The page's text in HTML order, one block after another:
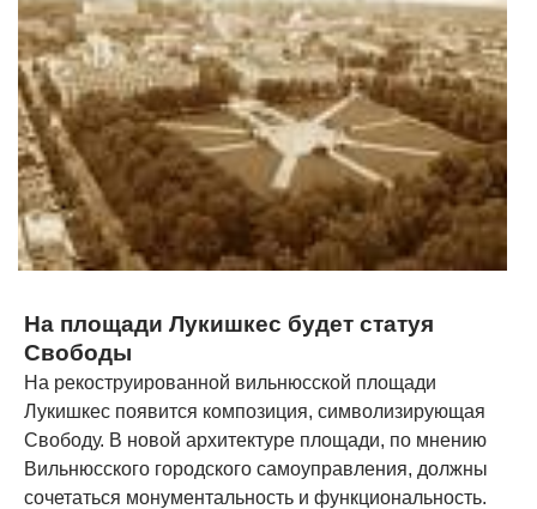
На площади Лукишкес будет статуя
Свободы
На рекоструированной вильнюсской площади
Лукишкес появится композиция, символизирующая
Свободу. В новой архитектуре площади, по мнению
Вильнюсского городского самоуправления, должны
сочетаться монументальность и функциональность.